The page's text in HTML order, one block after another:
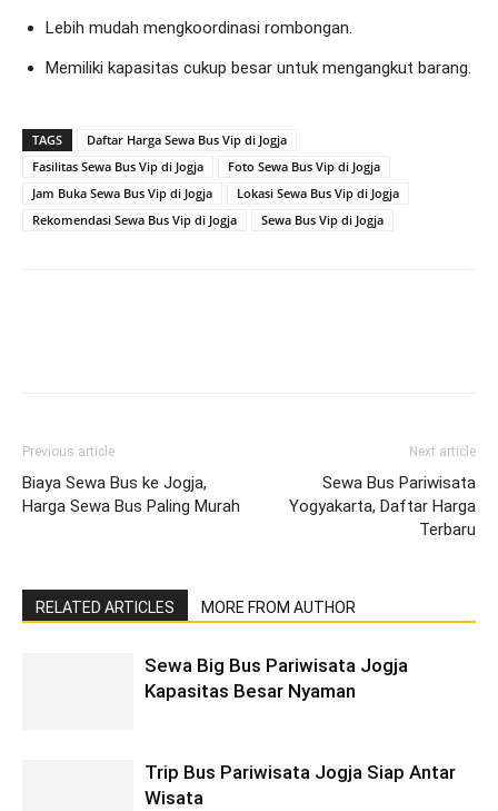
Lebih mudah mengkoordinasi rombongan.
Memiliki kapasitas cukup besar untuk mengangkut barang.
TAGS
Daftar Harga Sewa Bus Vip di Jogja
Fasilitas Sewa Bus Vip di Jogja
Foto Sewa Bus Vip di Jogja
Jam Buka Sewa Bus Vip di Jogja
Lokasi Sewa Bus Vip di Jogja
Rekomendasi Sewa Bus Vip di Jogja
Sewa Bus Vip di Jogja
Previous article
Biaya Sewa Bus ke Jogja,
Harga Sewa Bus Paling Murah
Next article
Sewa Bus Pariwisata
Yogyakarta, Daftar Harga
Terbaru
RELATED ARTICLES MORE FROM AUTHOR
Sewa Big Bus Pariwisata Jogja
Kapasitas Besar Nyaman
Trip Bus Pariwisata Jogja Siap Antar
Wisata